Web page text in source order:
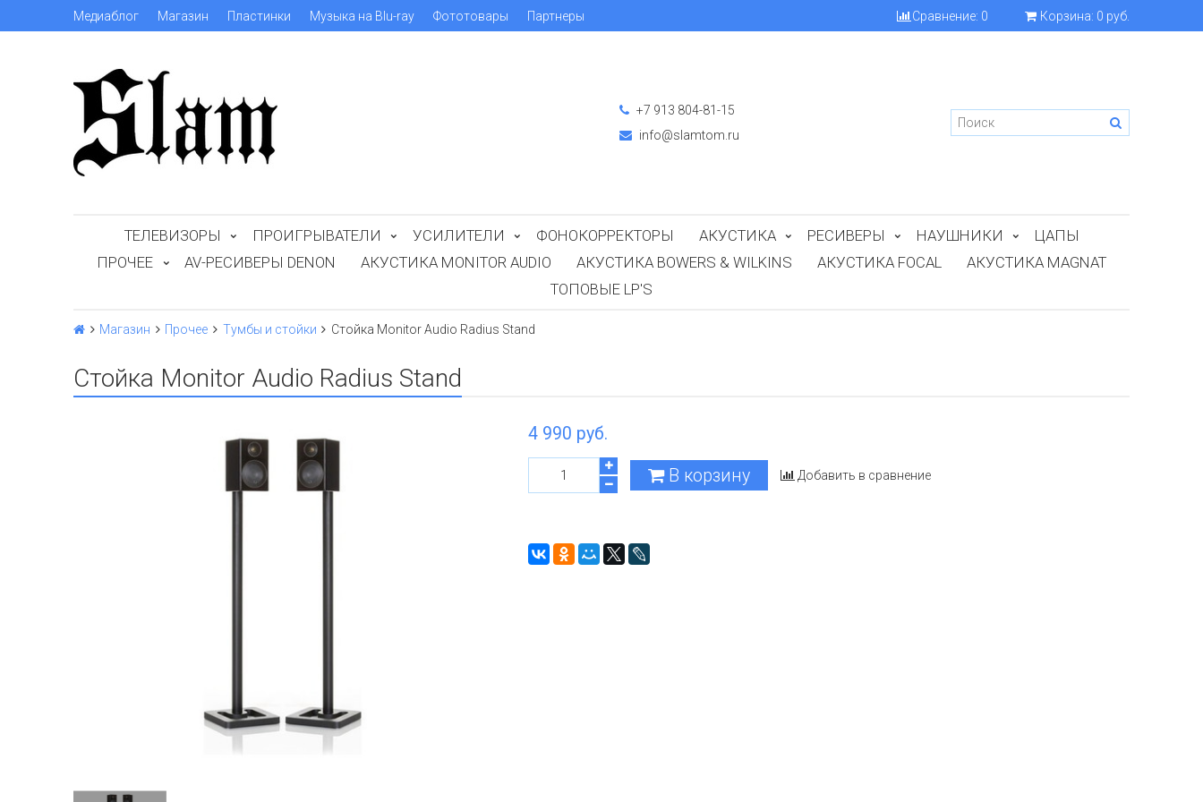
Медиаблог Магазин Пластинки Музыка на Blu-ray Фототовары Партнеры Сравнение: 0 Корзина: 0 руб.
+7 913 804-81-15
info@slamtom.ru
ТЕЛЕВИЗОРЫ ПРОИГРЫВАТЕЛИ УСИЛИТЕЛИ ФОНОКОРРЕКТОРЫ АКУСТИКА РЕСИВЕРЫ НАУШНИКИ
ЦАПЫ
ПРОЧЕЕ
AV-РЕСИВЕРЫ DENON АКУСТИКА MONITOR AUDIO АКУСТИКА BOWERS & WILKINS АКУСТИКА FOCAL
АКУСТИКА MAGNAT
ТОПОВЫЕ LP'S
Магазин Прочее Тумбы и стойки Стойка Monitor Audio Radius Stand
Стойка Monitor Audio Radius Stand
4 990 руб.
В корзину Добавить в сравнение